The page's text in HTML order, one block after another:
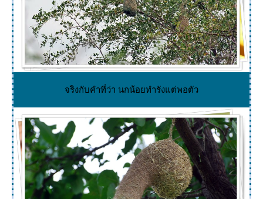
จริงกับคำที่ว่า นกน้อยทำรังแต่พอตัว